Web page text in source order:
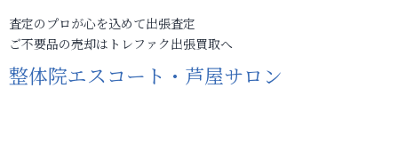
査定のプロが心を込めて出張査定
ご不要品の売却はトレファク出張買取へ
整体院エスコート・芦屋サロン